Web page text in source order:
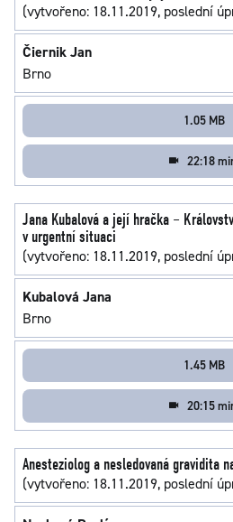
(vytvořeno: 18.11.2019, poslední
Čiernik Jan
Brno
1.05 MB
22:18
Jana Kubalová a její hračka –
v urgentní situaci
(vytvořeno: 18.11.2019, poslední
Kubalová Jana
Brno
1.45 MB
20:15
Anesteziolog a nesledovaná gravidita
(vytvořeno: 18.11.2019, poslední